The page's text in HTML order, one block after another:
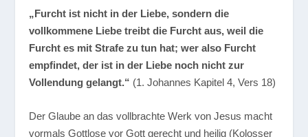
„Furcht ist nicht in der Liebe, sondern die
vollkommene Liebe treibt die Furcht aus, weil die
Furcht es mit Strafe zu tun hat; wer also Furcht
empfindet, der ist in der Liebe noch nicht zur
Vollendung gelangt.“ (1. Johannes Kapitel 4, Vers 18)
Der Glaube an das vollbrachte Werk von Jesus macht
vormals Gottlose vor Gott gerecht und heilig (Kolosser